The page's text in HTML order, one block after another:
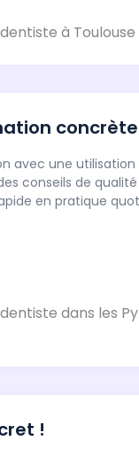
à Toulouse
concrète
avec une utilisation
conseils de
en pratique
dans les
!